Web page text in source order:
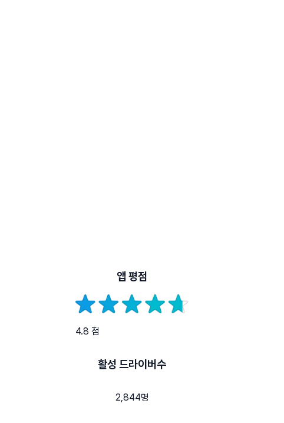
앱 평점
4.8 점
활성 드라이버수
2,844명